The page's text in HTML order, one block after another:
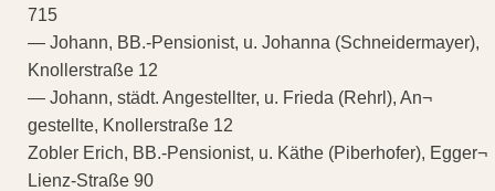
715
— Johann, BB.-Pensionist, u. Johanna (Schneidermayer),
Knollerstraße 12
— Johann, städt. Angestellter, u. Frieda (Rehrl), An¬
gestellte, Knollerstraße 12
Zobler Erich, BB.-Pensionist, u. Käthe (Piberhofer), Egger¬
Lienz-Straße 90